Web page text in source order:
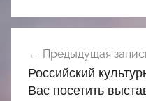
по
записям
Предыдущая
Российский
Вас посетить